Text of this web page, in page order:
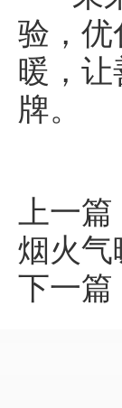
验，优
暖，
牌。
上一篇
烟火气
下一篇